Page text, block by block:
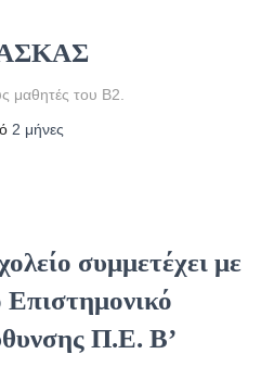
μαθητές του Β2.
2 μήνες
συμμετέχει με
Επιστημονικό
Π.Ε. Β’